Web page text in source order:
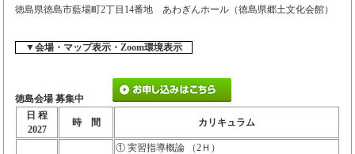
徳島県徳島市藍場町2丁目14番地 あわぎんホール（徳島県郷土文化会館）
▼会場・マップ表示・Zoom環境表示
徳島会場 募集中
日 程
2027
時 間 カリキュラム
① 実習指導概論 （2Ｈ）